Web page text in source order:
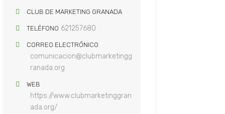
CLUB DE MARKETING GRANADA
TELÉFONO 621257680
CORREO ELECTRÓNICO
comunicacion@clubmarketingg
ranada.org
WEB
https://www.clubmarketinggran
ada.org/